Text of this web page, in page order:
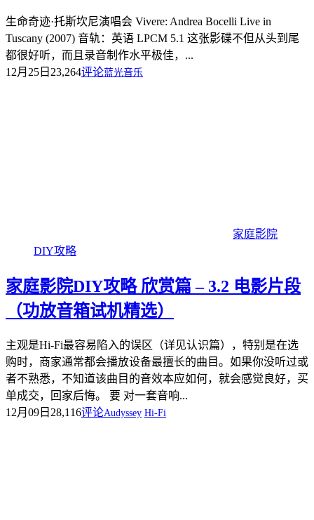
生命奇迹·托斯坎尼演唱会 Vivere: Andrea Bocelli Live in
Tuscany (2007) 音轨：英语 LPCM 5.1 这张影碟不但从头到尾
都很好听，而且录音制作水平极佳，...
12月25日 23,264评论蓝光音乐
家庭影院
DIY攻略
家庭影院DIY攻略 欣赏篇 – 3.2 电影片段
（功放音箱试机精选）
主观是Hi-Fi最容易陷入的误区（详见认识篇），特别是在选
购时，商家通常都会播放设备最擅长的曲目。如果你没听过或
者不熟悉，不知道该曲目的音效本应如何，就会感觉良好，买
单成交，回家后悔。 要 对一套音响...
12月09日 28,116评论Audyssey Hi-Fi